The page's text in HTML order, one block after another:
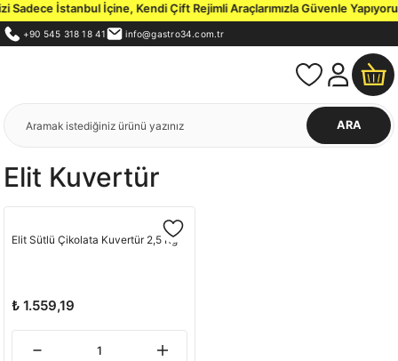
İstanbul İçine, Kendi Çift Rejimli Araçlarımızla Güvenle
+90 545 318 18 41 info@gastro34.com.tr
ARA
Elit Kuvertür
Elit Sütlü Çikolata Kuvertür 2,5 Kg
₺ 1.559,19